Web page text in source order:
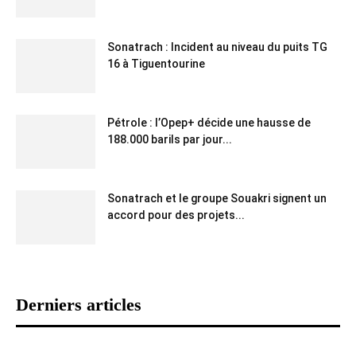
Sonatrach : Incident au niveau du puits TG
16 à Tiguentourine
Pétrole : l’Opep+ décide une hausse de
188.000 barils par jour...
Sonatrach et le groupe Souakri signent un
accord pour des projets...
Derniers articles